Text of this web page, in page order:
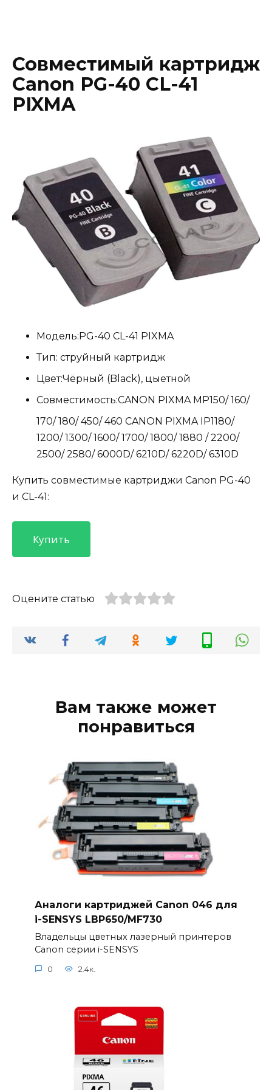
Совместимый картридж
Canon PG-40 CL-41
PIXMA
Модель:PG-40 CL-41 PIXMA
Тип: струйный картридж
Цвет:Чёрный (Black), цыетной
Совместимость:CANON PIXMA MP150/ 160/
170/ 180/ 450/ 460 CANON PIXMA IP1180/
1200/ 1300/ 1600/ 1700/ 1800/ 1880 / 2200/
2500/ 2580/ 6000D/ 6210D/ 6220D/ 6310D
Купить совместимые картриджи Canon PG-40
и CL-41:
Купить
Оцените статью
Вам также может
понравиться
Аналоги картриджей Canon 046 для
i-SENSYS LBP650/MF730
Владельцы цветных лазерный принтеров
Canon серии i-SENSYS
0 2.4к.